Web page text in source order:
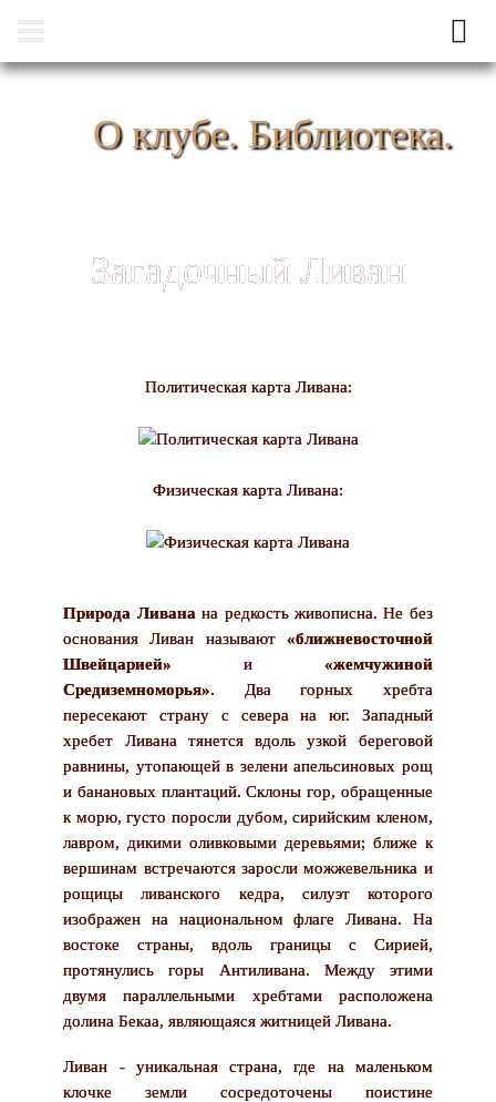
О клубе. Библиотека.
Загадочный Ливан
Политическая карта Ливана:
Физическая карта Ливана:
Природа Ливанана редкость живописна. Не без
основания Ливан называют «ближневосточной
Швейцарией» и «жемчужиной
Средиземноморья». Два горных хребта
пересекают страну с севера на юг. Западный
хребет Ливана тянется вдоль узкой береговой
равнины, утопающей в зелени апельсиновых рощ
и банановых плантаций. Склоны гор, обращенные
к морю, густо поросли дубом, сирийским кленом,
лавром, дикими оливковыми деревьями; ближе к
вершинам встречаются заросли можжевельника и
рощицы ливанского кедра, силуэт которого
изображен на национальном флаге Ливана. На
востоке страны, вдоль границы с Сирией,
протянулись горы Антиливана. Между этими
двумя параллельными хребтами расположена
долина Бекаа, являющаяся житницей Ливана.
Ливан - уникальная страна, где на маленьком
клочке земли сосредоточены поистине